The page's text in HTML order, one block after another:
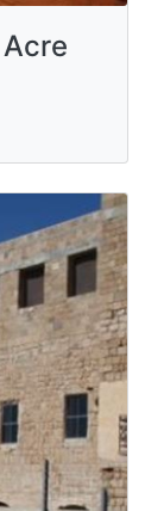
Acre